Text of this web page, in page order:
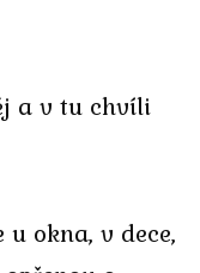
a v tu chvíli
okna, v dece,